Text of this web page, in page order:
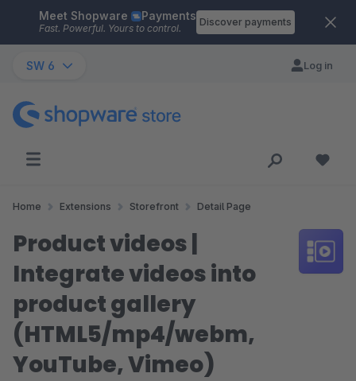
Skip to main content
Meet Shopware Payments
Fast. Powerful. Yours to control.
Discover payments
SW 6 Log in
Home Extensions Storefront Detail Page
Product videos |
Integrate videos into
product gallery
(HTML5/mp4/webm,
YouTube, Vimeo)